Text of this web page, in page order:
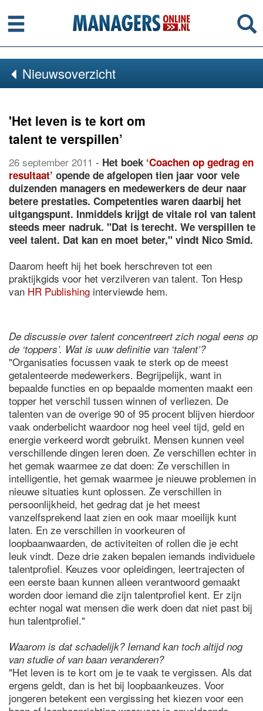
Menu
Nieuwsoverzicht
'Het leven is te kort om
talent te verspillen’
26 september 2011 - Het boek ‘Coachen op gedrag en
resultaat’ opende de afgelopen tien jaar voor vele
duizenden managers en medewerkers de deur naar
betere prestaties. Competenties waren daarbij het
uitgangspunt. Inmiddels krijgt de vitale rol van talent
steeds meer nadruk. "Dat is terecht. We verspillen te
veel talent. Dat kan en moet beter," vindt Nico Smid.
Daarom heeft hij het boek herschreven tot een
praktijkgids voor het verzilveren van talent. Ton Hesp
van HR Publishing interviewde hem.
De discussie over talent concentreert zich nogal eens op
de ‘toppers’. Wat is uuw definitie van ‘talent’?
"Organisaties focussen vaak te sterk op de meest
getalenteerde medewerkers. Begrijpelijk, want in
bepaalde functies en op bepaalde momenten maakt een
topper het verschil tussen winnen of verliezen. De
talenten van de overige 90 of 95 procent blijven hierdoor
vaak onderbelicht waardoor nog heel veel tijd, geld en
energie verkeerd wordt gebruikt. Mensen kunnen veel
verschillende dingen leren doen. Ze verschillen echter in
het gemak waarmee ze dat doen: Ze verschillen in
intelligentie, het gemak waarmee je nieuwe problemen in
nieuwe situaties kunt oplossen. Ze verschillen in
persoonlijkheid, het gedrag dat je het meest
vanzelfsprekend laat zien en ook maar moeilijk kunt
laten. En ze verschillen in voorkeuren of
loopbaanwaarden, de activiteiten of rollen die je echt
leuk vindt. Deze drie zaken bepalen iemands individuele
talentprofiel. Keuzes voor opleidingen, leertrajecten of
een eerste baan kunnen alleen verantwoord gemaakt
worden door iemand die zijn talentprofiel kent. Er zijn
echter nogal wat mensen die werk doen dat niet past bij
hun talentprofiel."
Waarom is dat schadelijk? Iemand kan toch altijd nog
van studie of van baan veranderen?
"Het leven is te kort om je te vaak te vergissen. Als dat
ergens geldt, dan is het bij loopbaankeuzes. Voor
jongeren betekent een vergissing het kiezen voor een